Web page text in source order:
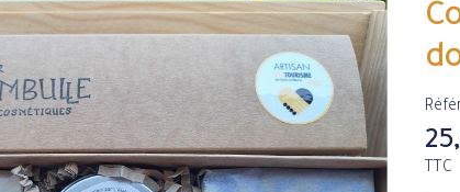
TTC